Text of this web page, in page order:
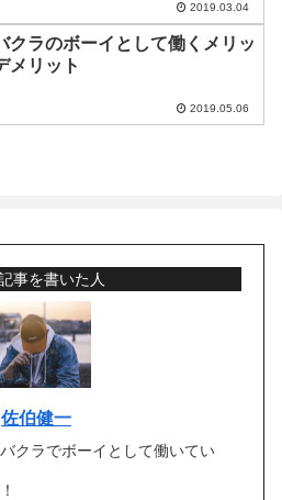
2019.03.04
クラのボーイとして働くメリッ
メリット
2019.05.06
事を書いた人
佐伯健一
クラでボーイとして働いてい